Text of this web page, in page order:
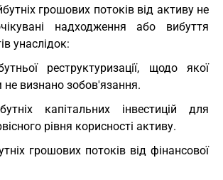
грошових потоків від активу не
надходження або вибуття
унаслідок:
реструктуризації, щодо якої
визнано зобов'язання.
капітальних інвестицій для
рівня корисності активу.
грошових потоків від фінансової